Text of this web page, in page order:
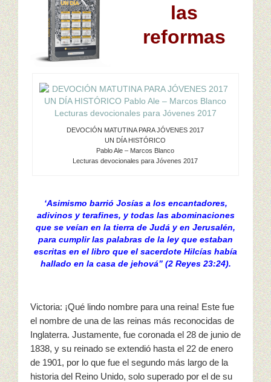
las
reformas
DEVOCIÓN MATUTINA PARA JÓVENES 2017
UN DÍA HISTÓRICO
Pablo Ale – Marcos Blanco
Lecturas devocionales para Jóvenes 2017
‘Asimismo barrió Josías a los encantadores,
adivinos y terafines, y todas las abominaciones
que se veían en la tierra de Judá y en Jerusalén,
para cumplir las palabras de la ley que estaban
escritas en el libro que el sacerdote Hilcías había
hallado en la casa de jehová” (2 Reyes 23:24).
Victoria: ¡Qué lindo nombre para una reina! Este fue
el nombre de una de las reinas más reconocidas de
Inglaterra. Justamente, fue coronada el 28 de junio de
1838, y su reinado se extendió hasta el 22 de enero
de 1901, por lo que fue el segundo más largo de la
historia del Reino Unido, solo superado por el de su